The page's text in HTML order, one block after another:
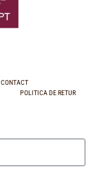
CONTACT
POLITICA DE RETUR